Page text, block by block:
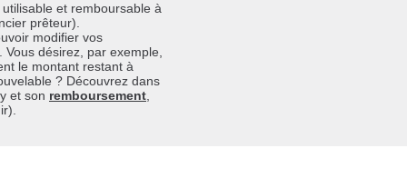
et remboursable à
prêteur).
modifier vos
désirez, par exemple,
le montant restant à
? Découvrez dans
et son remboursement